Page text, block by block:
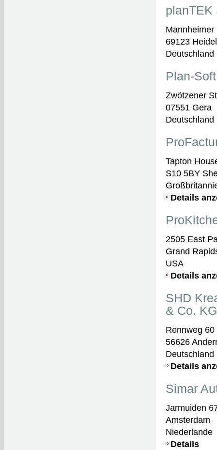
planTEK
Mannheimer
69123
Deutschland
Plan-
Zwötzener
07551 Gera
Deutschland
Tapton
S10 5BY
Details
2505 East
Grand
USA
Details
SHD
& Co. KG
Rennweg 60
56626
Deutschland
Details
Simar
Jarmuiden
Amsterdam
Niederlande
Details